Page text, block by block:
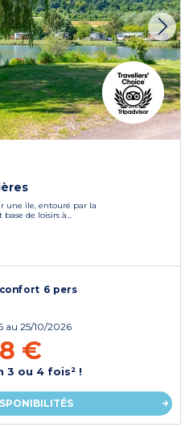
une île, entouré par la
de loisirs à...
6 pers
au 25/10/2026
€
3 ou 4 fois² !